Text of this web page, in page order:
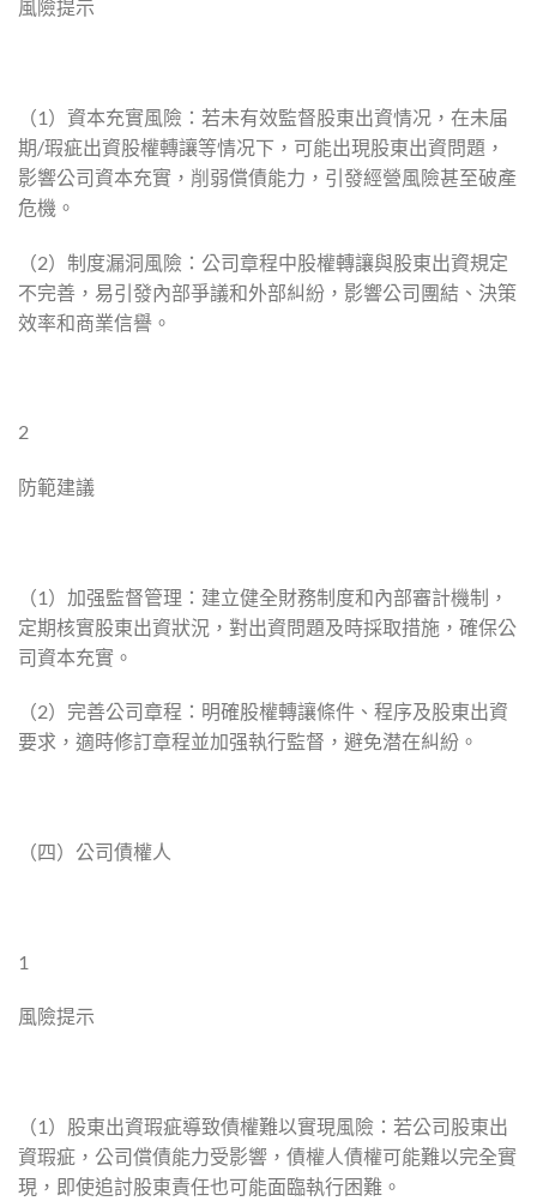
風險提示
（1）資本充實風險：若未有效監督股東出資情况，在未届
期/瑕疵出資股權轉讓等情况下，可能出現股東出資問題，
影響公司資本充實，削弱償債能力，引發經營風險甚至破產
危機。
（2）制度漏洞風險：公司章程中股權轉讓與股東出資規定
不完善，易引發內部爭議和外部糾紛，影響公司團結、決策
效率和商業信譽。
2
防範建議
（1）加强監督管理：建立健全財務制度和內部審計機制，
定期核實股東出資狀況，對出資問題及時採取措施，確保公
司資本充實。
（2）完善公司章程：明確股權轉讓條件、程序及股東出資
要求，適時修訂章程並加强執行監督，避免潜在糾紛。
（四）公司債權人
1
風險提示
（1）股東出資瑕疵導致債權難以實現風險：若公司股東出
資瑕疵，公司償債能力受影響，債權人債權可能難以完全實
現，即使追討股東責任也可能面臨執行困難。